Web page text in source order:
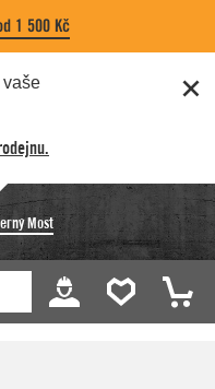
1 500 Kč
vaše
Most